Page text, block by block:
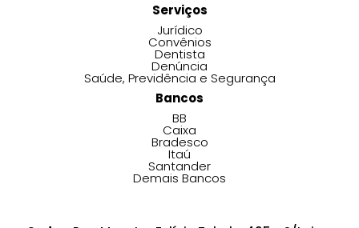
Serviços
Jurídico
Convênios
Dentista
Denúncia
Saúde, Previdência e Segurança
Bancos
BB
Caixa
Bradesco
Itaú
Santander
Demais Bancos